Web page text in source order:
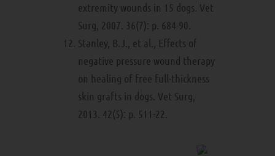
extremity wounds in 15 dogs. Vet
Surg, 2007. 36(7): p. 684-90.
Stanley, B.J., et al., Effects of
negative pressure wound therapy
on healing of free full-thickness
skin grafts in dogs. Vet Surg,
2013. 42(5): p. 511-22.